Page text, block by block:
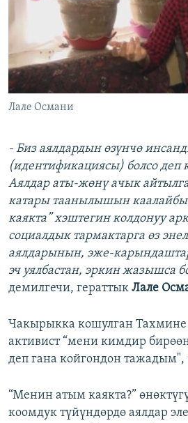
Лале Османи
- Биз аялдардын өзүнчө
(идентификациясы) болсо деп
Аялдар аты-жөнү ачык
катары таанылышын
каякта” хэштегин колдонуу
социалдык тармактарга өз
аялдарынын, эже-
эч уялбастан, эркин жазышса
демилгечи, гераттык Лале
Чакырыкка кошулган Тахмине
активист “мени кимдир
деп гана койгондон тажадым",
“Менин атым каякта?”
коомдук түйүндөрдө аялдар